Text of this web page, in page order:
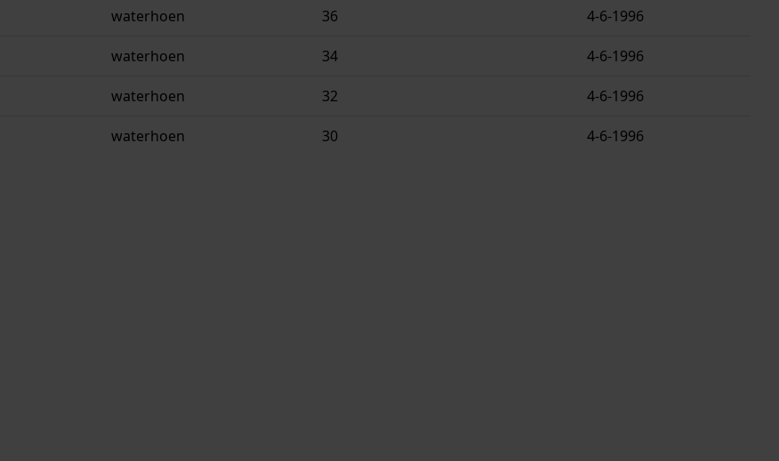
waterhoen 36 4-6-1996
waterhoen 34 4-6-1996
waterhoen 32 4-6-1996
waterhoen 30 4-6-1996